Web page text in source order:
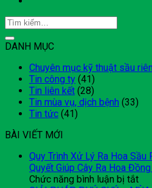
DANH MỤC
Chuyên mục kỹ thuật sầu
Tin công ty (41)
Tin liên kết (28)
Tin mùa vụ, dịch bệnh (33)
Tin tức (41)
BÀI VIẾT MỚI
Quy Trình Xử Lý Ra Hoa
Quyết Giúp Cây Ra Hoa
Chức năng bình luận bị tắtở